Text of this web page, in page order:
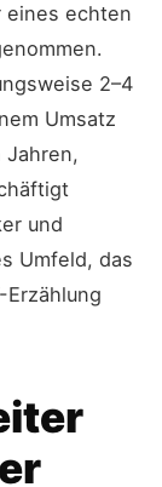
eines echten
2–4
Umsatz
Jahren,
und
Umfeld, das